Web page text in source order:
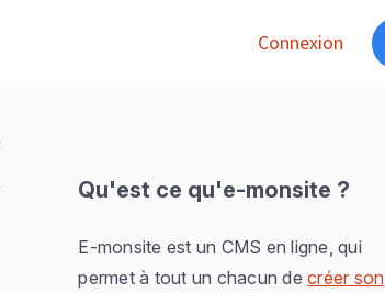
Connexion
Qu'est ce qu'e-monsite ?
E-monsite est un CMS en ligne, qui
permet à tout un chacun decréer son